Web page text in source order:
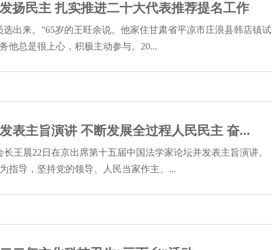
扬民主 扎实推进二十大代表推荐提名工作
出来。”65岁的王旺余说。他家住甘肃省平凉市庄浪县韩店镇试
他总是很上心，积极主动参与。20...
表主旨演讲 不断发展全过程人民民主 奋...
王晨22日在京出席第十五届中国法学家论坛并发表主旨演讲。
指导，坚持党的领导、人民当家作主、...